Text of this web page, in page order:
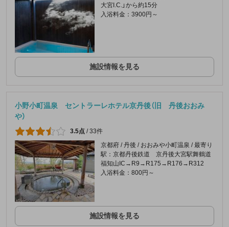
大宮I.C.」から約15分
入浴料金：3900円～
施設情報を見る
小野小町温泉 セントラーレホテル京丹後（旧 丹後おおみ
や）
3.5点 /33件
京都府 / 丹後 / おおみや小町温泉 / 最寄り
駅：京都丹後鉄道 京丹後大宮駅舞鶴道
福知山IC→R9→R175→R176→R312
入浴料金：800円～
施設情報を見る